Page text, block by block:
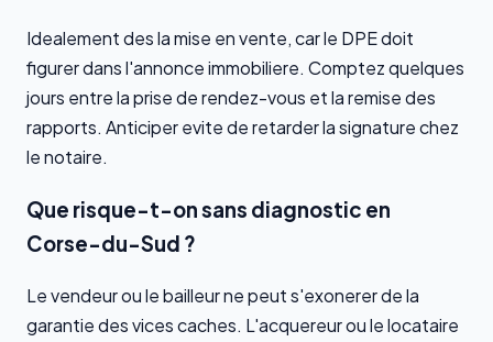
Idealement des la mise en vente, car le DPE doit
figurer dans l'annonce immobiliere. Comptez quelques
jours entre la prise de rendez-vous et la remise des
rapports. Anticiper evite de retarder la signature chez
le notaire.
Que risque-t-on sans diagnostic en
Corse-du-Sud ?
Le vendeur ou le bailleur ne peut s'exonerer de la
garantie des vices caches. L'acquereur ou le locataire